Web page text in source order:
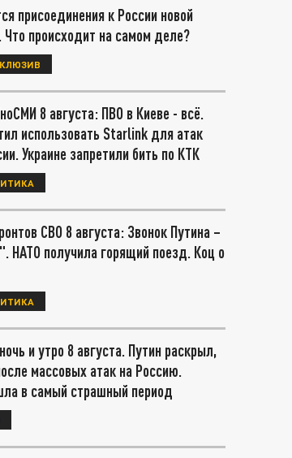
присоединения к России новой
Что происходит на самом деле?
8 августа: ПВО в Киеве - всё.
использовать Starlink для атак
Украине запретили бить по КТК
СВО 8 августа: Звонок Путина –
НАТО получила горящий поезд. Коц о
и утро 8 августа. Путин раскрыл,
массовых атак на Россию.
в самый страшный период